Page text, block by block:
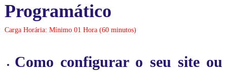
e
i
e
c
o
Programático
Carga Horária: Mínimo 01 Hora (60 minutos)
Como configurar o seu site ou